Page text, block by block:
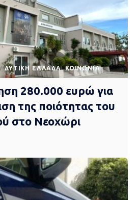
ΔΥΤΙΚΉ ΕΛΛΆΔΑ ΚΟΙΝΩΝΊΑ
280.000 ευρώ για
της ποιότητας του
στο Νεοχώρι